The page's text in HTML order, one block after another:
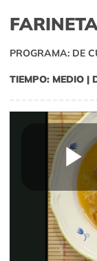
PROGRAMA: DE
TIEMPO: MEDIO |